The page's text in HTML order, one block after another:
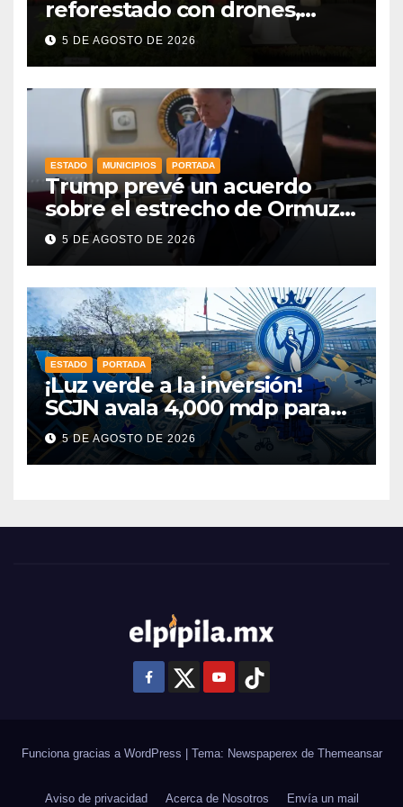
reforestado con drones,
como parte de la Jornada
Nacional a la que se suma
5 DE AGOSTO DE 2026
ESTADO MUNICIPIOS PORTADA
Trump prevé un acuerdo
sobre el estrecho de Ormuz
esta misma semana
5 DE AGOSTO DE 2026
ESTADO PORTADA
¡Luz verde a la inversión!
SCJN avala 4,000 mdp para
Guanajuato: ¿en qué se usará
este dinero?
5 DE AGOSTO DE 2026
Funciona gracias a WordPress Tema: Newspaperex de Themeansar
Aviso de privacidad Acerca de Nosotros Envía un mail